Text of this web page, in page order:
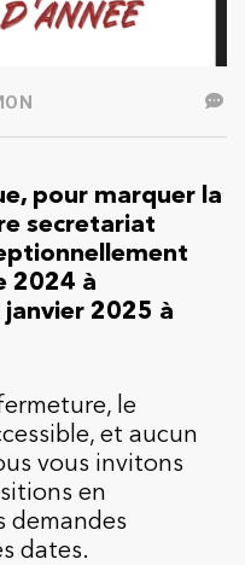
pour marquer la
secretariat
2024 à
janvier 2025 à
le
et aucun
vous invitons
en
demandes
dates.